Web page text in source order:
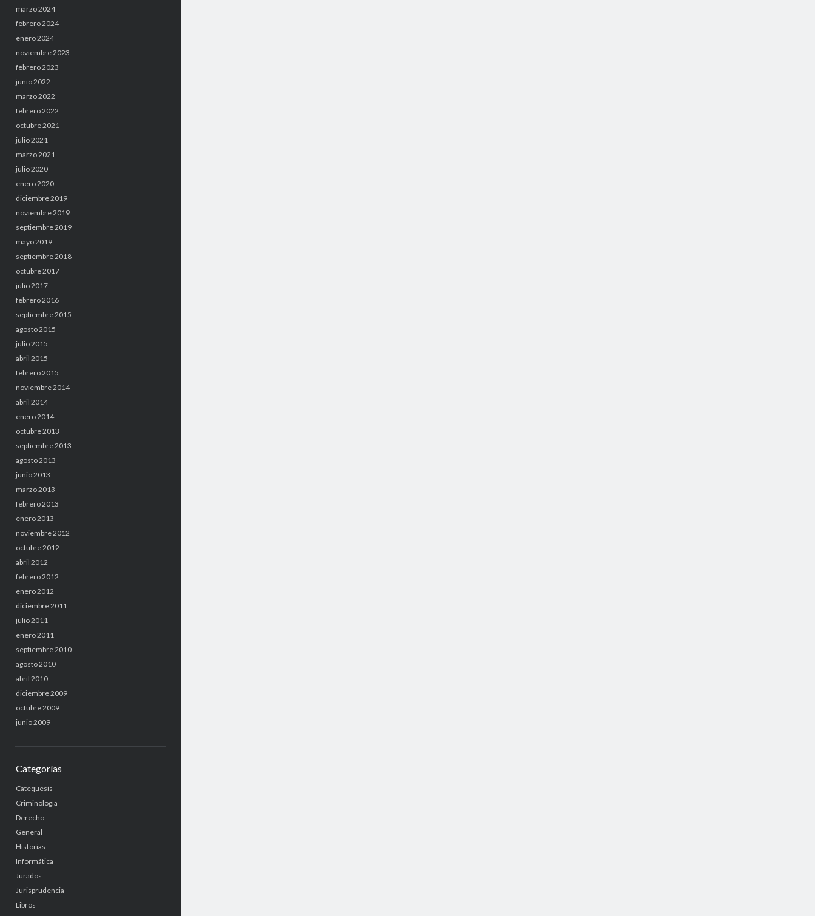
marzo 2024
febrero 2024
enero 2024
noviembre 2023
febrero 2023
junio 2022
marzo 2022
febrero 2022
octubre 2021
julio 2021
marzo 2021
julio 2020
enero 2020
diciembre 2019
noviembre 2019
septiembre 2019
mayo 2019
septiembre 2018
octubre 2017
julio 2017
febrero 2016
septiembre 2015
agosto 2015
julio 2015
abril 2015
febrero 2015
noviembre 2014
abril 2014
enero 2014
octubre 2013
septiembre 2013
agosto 2013
junio 2013
marzo 2013
febrero 2013
enero 2013
noviembre 2012
octubre 2012
abril 2012
febrero 2012
enero 2012
diciembre 2011
julio 2011
enero 2011
septiembre 2010
agosto 2010
abril 2010
diciembre 2009
octubre 2009
junio 2009
Categorías
Catequesis
Criminología
Derecho
General
Historias
Informática
Jurados
Jurisprudencia
Libros